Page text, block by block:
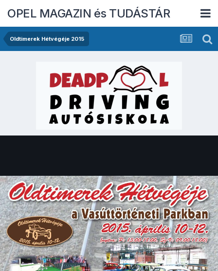
OPEL MAGAZIN és TUDÁSTÁR
Oldtimerek Hétvégéje 2015